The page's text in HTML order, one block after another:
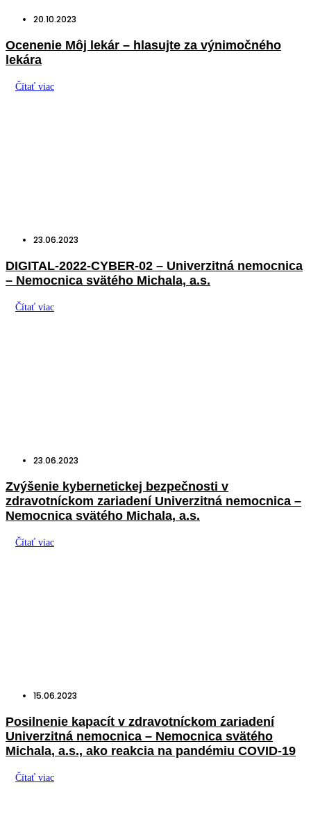
20.10.2023
Ocenenie Môj lekár – hlasujte za výnimočného
lekára
Čítať viac
23.06.2023
DIGITAL-2022-CYBER-02 – Univerzitná nemocnica
– Nemocnica svätého Michala, a.s.
Čítať viac
23.06.2023
Zvýšenie kybernetickej bezpečnosti v
zdravotníckom zariadení Univerzitná nemocnica –
Nemocnica svätého Michala, a.s.
Čítať viac
15.06.2023
Posilnenie kapacít v zdravotníckom zariadení
Univerzitná nemocnica – Nemocnica svätého
Michala, a.s., ako reakcia na pandémiu COVID-19
Čítať viac